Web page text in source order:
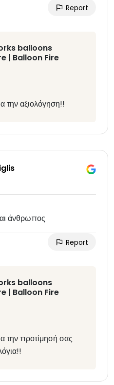
Report
balloons
| Balloon Fire
την αξιολόγηση!!
άνθρωπος
Report
balloons
| Balloon Fire
την προτίμησή σας